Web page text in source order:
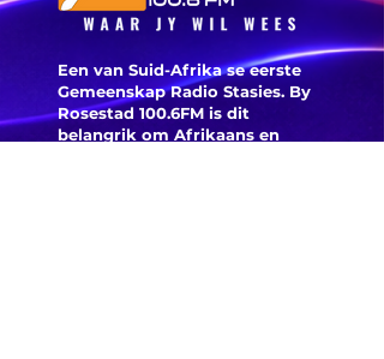
Een van Suid-Afrika se eerste
Gemeenskap Radio Stasies. By
Rosestad 100.6FM is dit
belangrik om Afrikaans en